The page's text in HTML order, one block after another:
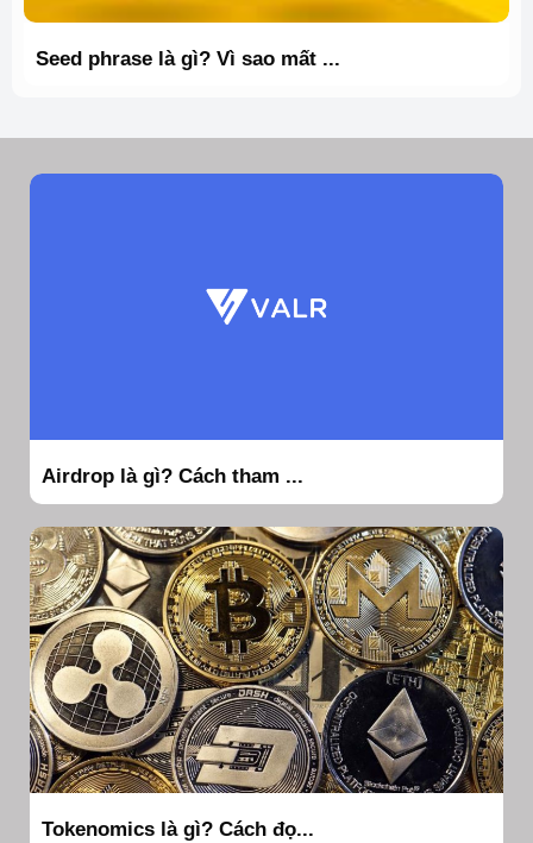
Seed phrase là gì? Vì sao mất ...
Airdrop là gì? Cách tham ...
Tokenomics là gì? Cách đọ...